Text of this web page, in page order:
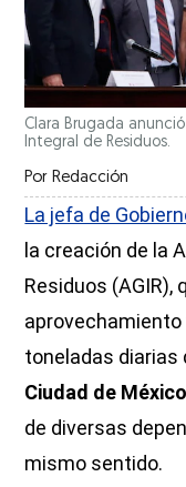
Clara Brugada
Integral de Residuos.
Por Redacción
La jefa de
la creación de la
Residuos (AGIR),
aprovechamiento
toneladas diarias
Ciudad de México
de diversas
mismo sentido.